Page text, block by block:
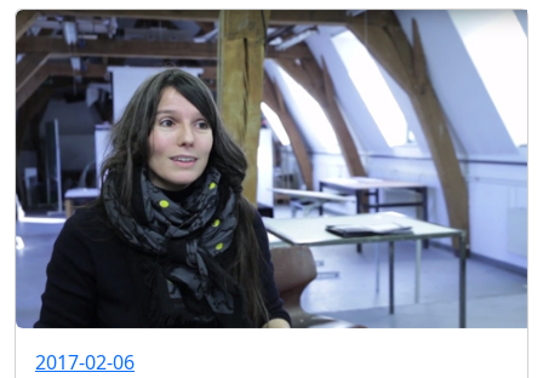
2017-02-06